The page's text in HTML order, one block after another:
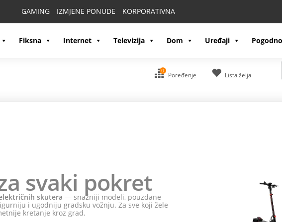
GAMING IZMJENE PONUDE KORPORATIVNA
Fiksna Internet Televizija Dom Uređaji
0
Poređenje Lista želja
svaki pokret
skutera — snažniji modeli, pouzdane
i ugodniju gradsku vožnju. Za sve koji žele
kretanje kroz grad.